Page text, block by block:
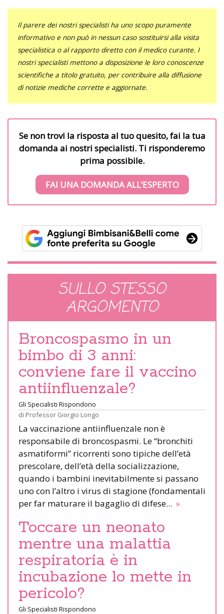
Il parere dei nostri specialisti ha uno scopo puramente
informativo e non può in nessun caso sostituirsi alla visita
specialistica o al rapporto diretto con il medico curante. I
nostri specialisti mettono a disposizione le loro conoscenze
scientifiche a titolo gratuito, per contribuire alla diffusione
di notizie mediche corrette e aggiornate.
Se non trovi la risposta al tuo quesito, fai la tua
domanda ai nostri specialisti. Ti risponderemo
prima possibile.
FAI UNA DOMANDA ALL’ESPERTO
SULLO STESSO
ARGOMENTO
Broncospasmo in un
bimbo di 3 anni:
conviene fare il vaccino
antiinfluenzale?
Gli Specialisti Rispondono
di Professor Giorgio Longo
La vaccinazione antiinfluenzale non è
responsabile di broncospasmi. Le “bronchiti
asmatiformi” ricorrenti sono tipiche dell’età
prescolare, dell’età della socializzazione,
quando i bambini inevitabilmente si passano
uno con l’altro i virus di stagione (fondamentali
per far maturare il bagaglio di difese... »
Toccare un neonato
mentre una malattia
respiratoria è in
incubazione lo mette in
pericolo?
Gli Specialisti Rispondono